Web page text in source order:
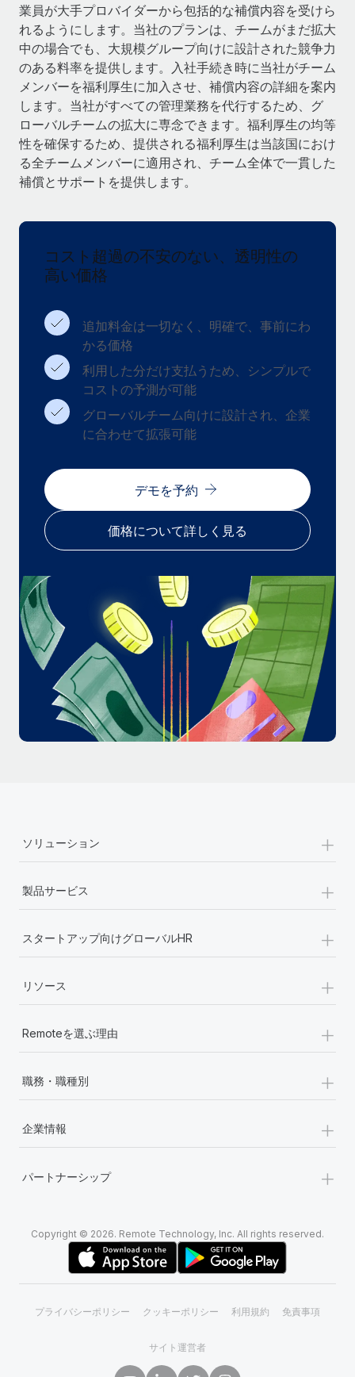
専門家に相談
グローバル人事・コンプライアンスの専門サポート
バックグラウンドチェック
候補者の選考プロセスをシンプルに
Compliance Watchtower
コンプライアンスリスクを先回りして対応
デバイス管理
ITデバイスを世界規模で提供・管理
法人設立
移住・転勤
福利厚生
従業員の福利厚生を簡単に管理
統合とAI自動化に関するコンサルティング
活用事例
情報センター
サポートを依頼する
すべてのリソースを表示する
ブログ
グローバル給与処理
税務
Remoteの製品アップデート：GustoとXeroの統合お
よびContractor Management Plus（契約社員管理
プラス）
Remoteの使命は、世界のどこにいても、あらゆる規模の企業が
ることです。この数週間で、新しい統合、機能、改良点をリリー
スしました。...
詳細を見る
給与詐欺：種類、事例、ビジネスを守る方法
給与, 賃金は詐欺の特に魅力的な標的です。多額の資金がシステ
ム間で頻繁に移動しているためです。このため、自社のビジネス
を保護することは極めて重要です。...
詳細を見る
業員が大手プロバイダーから包括的な補償内容を受けら
れるようにします。当社のプランは、チームがまだ拡大
中の場合でも、大規模グループ向けに設計された競争力
のある料率を提供します。入社手続き時に当社がチーム
メンバーを福利厚生に加入させ、補償内容の詳細を案内
します。当社がすべての管理業務を代行するため、グ
ローバルチームの拡大に専念できます。福利厚生の均等
性を確保するため、提供される福利厚生は当該国におけ
る全チームメンバーに適用され、チーム全体で一貫した
補償とサポートを提供します。
コスト超過の不安のない、透明性の
高い価格
追加料金は一切なく、明確で、事前にわ
かる価格
利用した分だけ支払うため、シンプルで
コストの予測が可能
グローバルチーム向けに設計され、企業
に合わせて拡張可能
デモを予約
価格について詳しく見る
ソリューション +
製品サービス +
スタートアップ向けグローバルHR +
リソース +
Remoteを選ぶ理由 +
職務・職種別 +
企業情報 +
パートナーシップ +
Copyright © 2026. Remote Technology, Inc. All rights reserved.
プライバシーポリシー クッキーポリシー 利用規約 免責事項
サイト運営者